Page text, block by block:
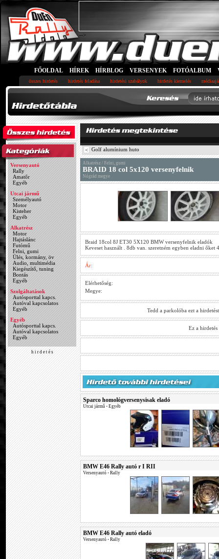
-->
FŐOLDAL HÍREK HÍRBLOG VERSENYEK FOTÓALBUM
összes hirdetés hirdetés feladása hirdetési szabályok hirdetés kiemelés
Versenyautó
Rally
Amatőr
Egyéb
Utcai jármű
Személyautó
Motor
Kisteher
Egyéb
Alkatrész
Motor
Hajtáslánc
Futómű
Felni, gumi
Ülés, kormány, öv
Audio, multimédia
Kiegészítő, tuning
Bontás
Egyéb
Szolgáltatások
Autósporttal kapcs.
Autóval kapcsolatos
Egyéb
Egyéb
Autósporttal kapcs.
Autóval kapcsolatos
Egyéb
h i r d e t é s
< Golf alumínium huto
Alkatrész / Felni, gumi
BRAID 18 col 5x120 versenyfelnik
Nógrád megye
Braid 18col 8J ET30 5X120 BMW versenyfelnik eladók
Keveset használt . 8db van. szeretném egyben eladni őket
Ár:
Elérhetőség:
Megye:
Tedd a parkolóba ezt a
Ez a
Sparco homológversenysisak eladó
Utcai jármű • Egyéb
BMW E46 Rally autó r I RII
Versenyautó • Rally
BMW E46 Rally autó eladó
Versenyautó • Rally